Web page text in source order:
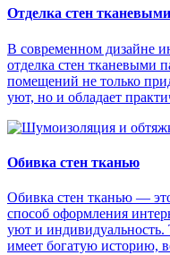
Отделка стен
В современном дизайне
отделка стен тканевыми
помещений не только
уют, но и обладает
Обивка стен тканью
Обивка стен тканью —
способ оформления
уют и индивидуальность.
имеет богатую историю,